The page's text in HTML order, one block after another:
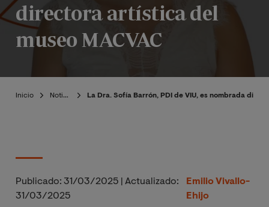
directora artística del
museo MACVAC
Inicio Noticias La Dra. Sofía Barrón, PDI de VIU, es nombrada
Publicado: 31/03/2025
Actualizado:
31/03/2025
Emilio Vivallo-
Ehijo